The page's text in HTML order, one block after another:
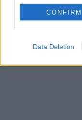
CONFIRM
Data Deletion